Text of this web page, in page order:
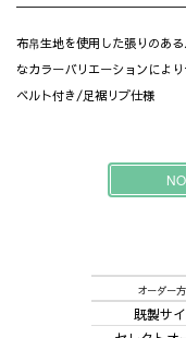
布帛生地を使用した張りのあ
なカラーバリエーションによ
ベルト付き/足裾リブ仕様
オーダー
既製サ